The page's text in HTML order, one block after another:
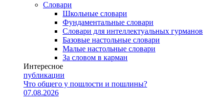
Словари
Школьные словари
Фундаментальные словари
Словари для интеллектуальных гурманов
Базовые настольные словари
Малые настольные словари
За словом в карман
Интересное
публикации
Что общего у пошлости и пошлины?
07.08.2026